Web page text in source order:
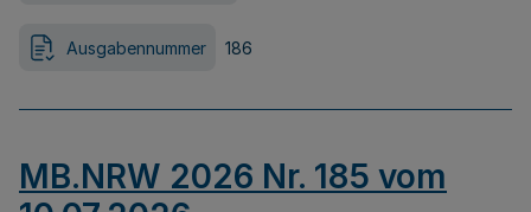
Ausgabennummer 186
MB.NRW 2026 Nr. 185 vom